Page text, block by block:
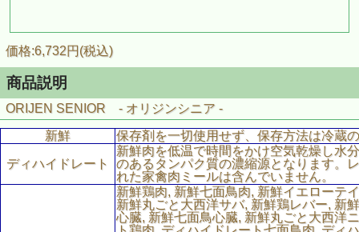
価格:6,732円(税込)
商品説明
ORIJEN SENIOR - オリジンシニア -
新鮮
保存剤を一切使用せず、保存方法は冷蔵
ディハイドレート
新鮮肉を低温で時間をかけ空気乾燥し水
のあるタンパク質の濃縮源となります。
れた家禽肉ミールは含んでいません。
新鮮鶏肉, 新鮮七面鳥肉, 新鮮イエローテ
新鮮丸ごと大西洋サバ, 新鮮鶏レバー, 新
心臓, 新鮮七面鳥心臓, 新鮮丸ごと大西洋